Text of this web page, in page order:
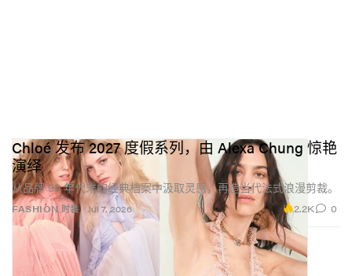
FASHION 时装
Chloé 发布 2027 度假系列，由 Alexa Chung 惊艳
演绎
从品牌 90 年代末的经典档案中汲取灵感，再造当代法式浪漫剪裁。
Jul 7, 2026 2.2K 0